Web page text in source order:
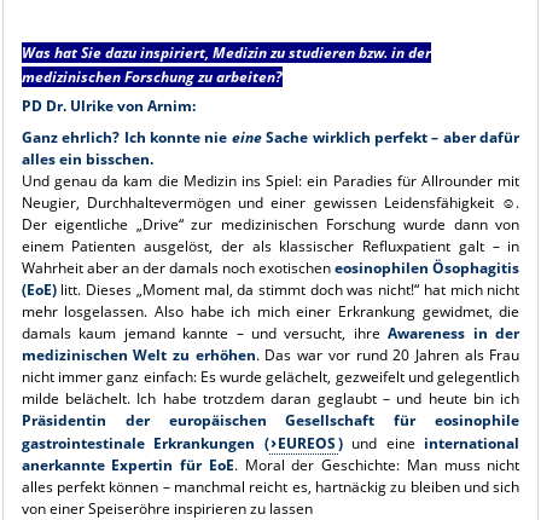
Was hat Sie dazu inspiriert, Medizin zu studieren bzw. in der
medizinischen Forschung zu arbeiten?
PD Dr. Ulrike von Arnim:
Ganz ehrlich? Ich konnte nie eineSache wirklich perfekt – aber dafür
alles ein bisschen.
Und genau da kam die Medizin ins Spiel: ein Paradies für Allrounder mit
Neugier, Durchhaltevermögen und einer gewissen Leidensfähigkeit ☺️.
Der eigentliche „Drive“ zur medizinischen Forschung wurde dann von
einem Patienten ausgelöst, der als klassischer Refluxpatient galt – in
Wahrheit aber an der damals noch exotischeneosinophilen Ösophagitis
(EoE)litt. Dieses „Moment mal, da stimmt doch was nicht!“ hat mich nicht
mehr losgelassen. Also habe ich mich einer Erkrankung gewidmet, die
damals kaum jemand kannte – und versucht, ihreAwareness in der
medizinischen Welt zu erhöhen. Das war vor rund 20 Jahren als Frau
nicht immer ganz einfach: Es wurde gelächelt, gezweifelt und gelegentlich
milde belächelt. Ich habe trotzdem daran geglaubt – und heute bin ich
Präsidentin der europäischen Gesellschaft für eosinophile
gastrointestinale Erkrankungen ( EUREOS) und eine international
anerkannte Expertin für EoE. Moral der Geschichte: Man muss nicht
alles perfekt können – manchmal reicht es, hartnäckig zu bleiben und sich
von einer Speiseröhre inspirieren zu lassen